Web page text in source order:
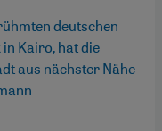
deutschen
Kairo, hat die
aus nächster Nähe